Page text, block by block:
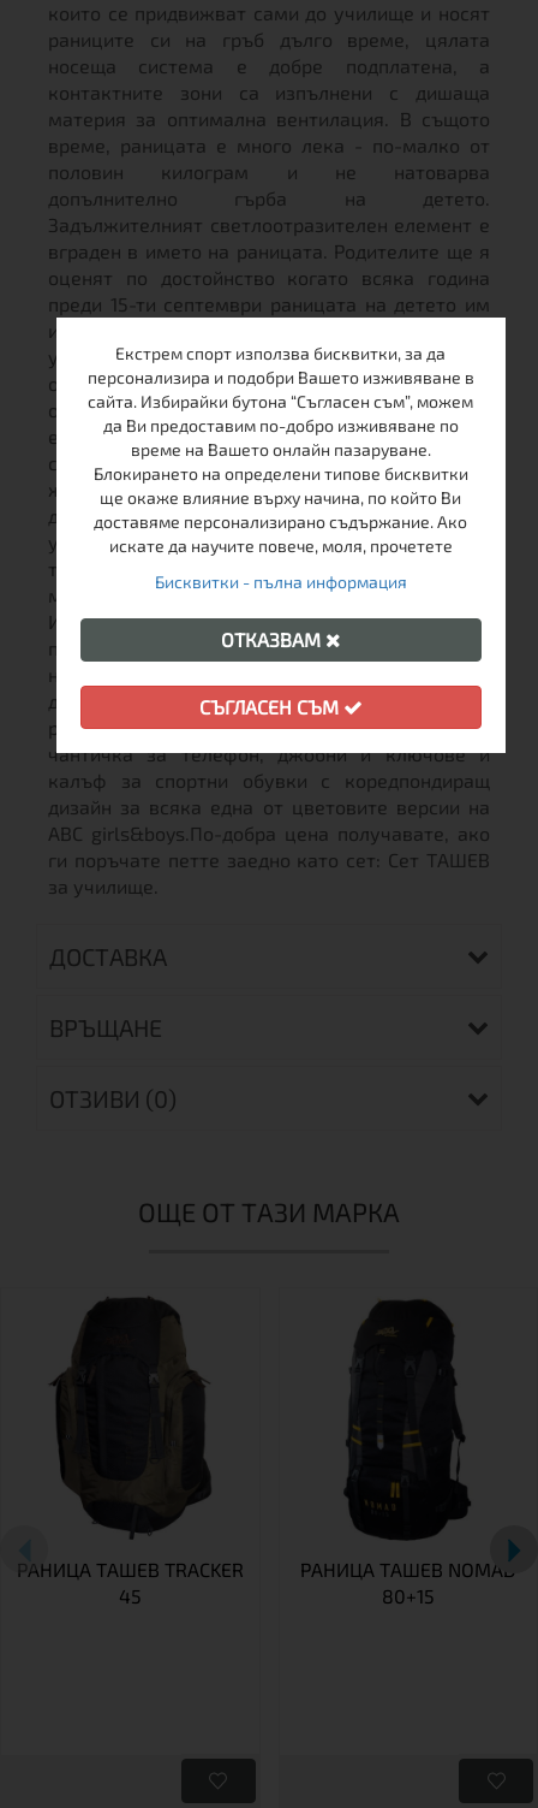
които се придвижват сами до училище и носят
раниците си на гръб дълго време, цялата
носеща система е добре подплатена, а
контактните зони са изпълнени с дишаща
материя за оптимална вентилация. В същото
време, раницата е много лека - по-малко от
половин килограм и не натоварва
допълнително гърба на детето.
Задължителният светлоотразителен елемент е
вграден в името на раницата. Родителите ще я
оценят по достойнство когато всяка година
преди 15-ти септември раницата на детето им
изглежда по същия начин като на Първия
учебен ден. Предлага се в два дизайна girls -
осеяна с цветчета за момичетата и boys -
оплетена в паяжини - за момчетата.Продуктът
е изработен от Cordura® - ултраздрав материал,
създаден от DuPont®. Гарантира много дълъг
живот на продукта. Катарами и пластмасови
детайли от световния лидер DURAFLEX® -
устойчиви на натоварване и ниски
температури. Ципове YKK®- Японска марка, в
момента най-добрите ципове в света.
Издръжливи са на силен страничен опън и
продължителна употреба. Вентилационна
носеща система, осигуряваща свободното
дишане на тялото.Създадохме 5 аксесоара към
раниците за малките ученици: 3 несесера,
чантичка за телефон, джобни и ключове и
калъф за спортни обувки с коредпондиращ
дизайн за всяка една от цветовите версии на
ABC girls&boys.По-добра цена получавате, ако
ги поръчате петте заедно като сет: Сет ТАШЕВ
за училище.
ДОСТАВКА
ВРЪЩАНЕ
ОТЗИВИ (0)
ОЩЕ ОТ ТАЗИ МАРКА
РАНИЦА TАШЕВ TRACKER
45
РАНИЦА ТАШЕВ NOMAD
80+15
Екстрем спорт използва бисквитки, за да
персонализира и подобри Вашето изживяване в
сайта. Избирайки бутона “Съгласен съм”, можем
да Ви предоставим по-добро изживяване по
време на Вашето онлайн пазаруване.
Блокирането на определени типове бисквитки
ще окаже влияние върху начина, по който Ви
доставяме персонализирано съдържание. Ако
искате да научите повече, моля, прочетете
Бисквитки - пълна информация
ОТКАЗВАМ
СЪГЛАСЕН СЪМ